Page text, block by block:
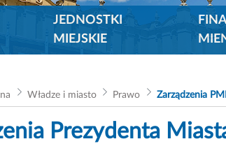
JEDNOSTKI
MIEJSKIE
Władze i miasto Prawo Zarządzenia
Prezydenta